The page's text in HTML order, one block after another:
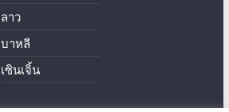
ลาว
บาหลี
เซินเจิ้น